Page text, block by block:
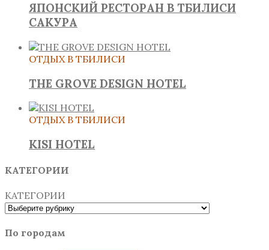
ЯПОНСКИЙ РЕСТОРАН В ТБИЛИСИ
САКУРА
ОТДЫХ В ТБИЛИСИ
THE GROVE DESIGN HOTEL
ОТДЫХ В ТБИЛИСИ
KISI HOTEL
КАТЕГОРИИ
КАТЕГОРИИ
По городам